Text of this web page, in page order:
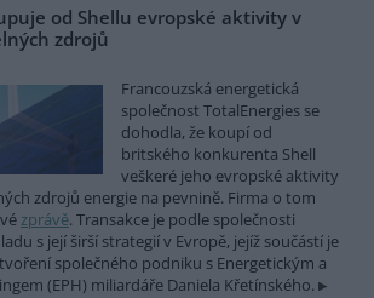
od Shellu evropské aktivity v
zdrojů
Francouzská energetická
společnost TotalEnergies se
dohodla, že koupí od
britského konkurenta Shell
veškeré jeho evropské aktivity
zdrojů energie na pevnině. Firma o tom
zprávě. Transakce je podle společnosti
s její širší strategií v Evropě, jejíž součástí je
společného podniku s Energetickým a
(EPH) miliardáře Daniela Křetínského.